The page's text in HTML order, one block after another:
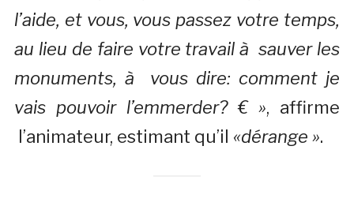
l’aide, et vous, vous passez votre temps,
au lieu de faire votre travail à sauver les
monuments, à vous dire: comment je
vais pouvoir l’emmerder? € », affirme
l’animateur, estimant qu’il «dérange ».